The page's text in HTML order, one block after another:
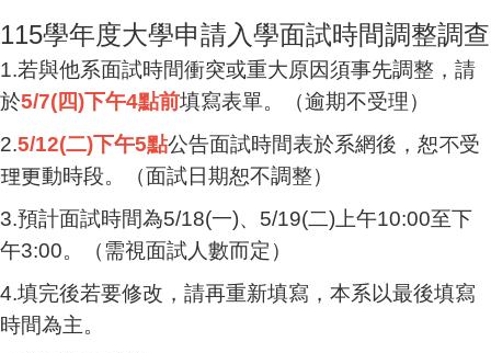
115學年度大學申請入學面試時間調整調查
1.若與他系面試時間衝突或重大原因須事先調整，請
於5/7(四)下午4點前填寫表單。（逾期不受理）
2.5/12(二)下午5點公告面試時間表於系網後，恕不受
理更動時段。（面試日期恕不調整）
3.預計面試時間為5/18(一)、5/19(二)上午10:00至下
午3:00。（需視面試人數而定）
4.填完後若要修改，請再重新填寫，本系以最後填寫
時間為主。